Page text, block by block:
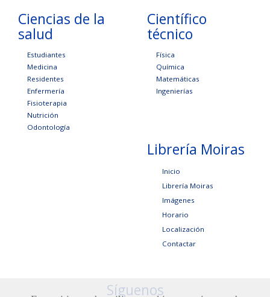
Ciencias de la
salud
Estudiantes
Medicina
Residentes
Enfermería
Fisioterapia
Nutrición
Odontología
Científico
técnico
Física
Química
Matemáticas
Ingenierías
Librería Moiras
Inicio
Librería Moiras
Imágenes
Horario
Localización
Contactar
Síguenos